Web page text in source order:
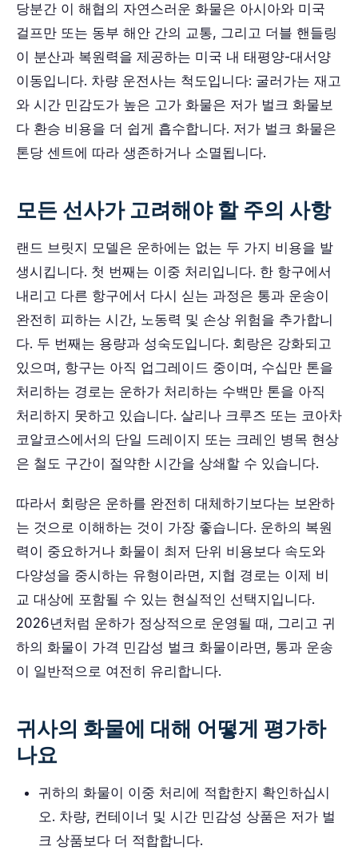
당분간 이 해협의 자연스러운 화물은 아시아와 미국
걸프만 또는 동부 해안 간의 교통, 그리고 더블 핸들링
이 분산과 복원력을 제공하는 미국 내 태평양-대서양
이동입니다. 차량 운전사는 척도입니다: 굴러가는 재고
와 시간 민감도가 높은 고가 화물은 저가 벌크 화물보
다 환승 비용을 더 쉽게 흡수합니다. 저가 벌크 화물은
톤당 센트에 따라 생존하거나 소멸됩니다.
모든 선사가 고려해야 할 주의 사항
랜드 브릿지 모델은 운하에는 없는 두 가지 비용을 발
생시킵니다. 첫 번째는 이중 처리입니다. 한 항구에서
내리고 다른 항구에서 다시 싣는 과정은 통과 운송이
완전히 피하는 시간, 노동력 및 손상 위험을 추가합니
다. 두 번째는 용량과 성숙도입니다. 회랑은 강화되고
있으며, 항구는 아직 업그레이드 중이며, 수십만 톤을
처리하는 경로는 운하가 처리하는 수백만 톤을 아직
처리하지 못하고 있습니다. 살리나 크루즈 또는 코아차
코알코스에서의 단일 드레이지 또는 크레인 병목 현상
은 철도 구간이 절약한 시간을 상쇄할 수 있습니다.
따라서 회랑은 운하를 완전히 대체하기보다는 보완하
는 것으로 이해하는 것이 가장 좋습니다. 운하의 복원
력이 중요하거나 화물이 최저 단위 비용보다 속도와
다양성을 중시하는 유형이라면, 지협 경로는 이제 비
교 대상에 포함될 수 있는 현실적인 선택지입니다.
2026년처럼 운하가 정상적으로 운영될 때, 그리고 귀
하의 화물이 가격 민감성 벌크 화물이라면, 통과 운송
이 일반적으로 여전히 유리합니다.
귀사의 화물에 대해 어떻게 평가하
나요
귀하의 화물이 이중 처리에 적합한지 확인하십시
오. 차량, 컨테이너 및 시간 민감성 상품은 저가 벌
크 상품보다 더 적합합니다.